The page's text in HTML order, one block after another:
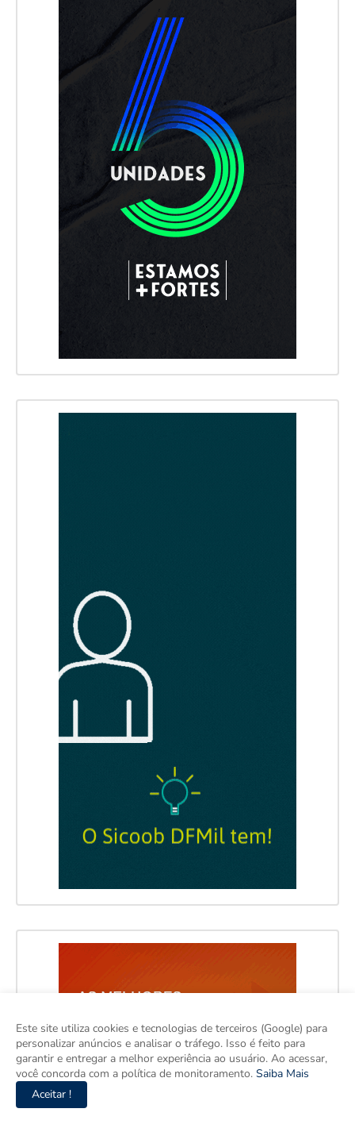
Este site utiliza cookies e tecnologias de terceiros (Google) para
personalizar anúncios e analisar o tráfego. Isso é feito para
garantir e entregar a melhor experiência ao usuário. Ao acessar,
você concorda com a política de monitoramento. Saiba Mais
Aceitar !